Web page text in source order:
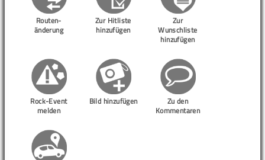
Routen-
änderung
Zur Hitliste
hinzufügen
Zur
Wunschliste
hinzufügen
Rock-Event
melden
Bild hinzufügen
Zu den
Kommentaren